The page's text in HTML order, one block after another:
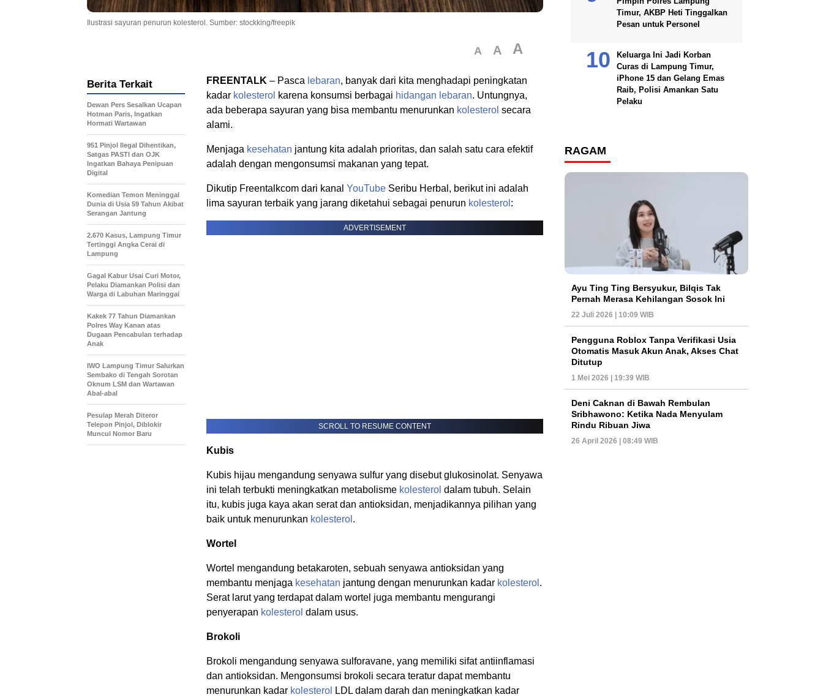
Ilustrasi sayuran penurun kolesterol. Sumber: stockking/freepik
A A A
FREENTALK – Pasca lebaran, banyak dari kita menghadapi peningkatan
kadar kolesterol karena konsumsi berbagai hidangan lebaran. Untungnya,
ada beberapa sayuran yang bisa membantu menurunkan kolesterol secara
alami.
Menjaga kesehatan jantung kita adalah prioritas, dan salah satu cara efektif
adalah dengan mengonsumsi makanan yang tepat.
Dikutip Freentalkcom dari kanal YouTube Seribu Herbal, berikut ini adalah
lima sayuran terbaik yang jarang diketahui sebagai penurun kolesterol :
ADVERTISEMENT
SCROLL TO RESUME CONTENT
Kubis
Kubis hijau mengandung senyawa sulfur yang disebut glukosinolat. Senyawa
ini telah terbukti meningkatkan metabolisme kolesterol dalam tubuh. Selain
itu, kubis juga kaya akan serat dan antioksidan, menjadikannya pilihan yang
baik untuk menurunkan kolesterol .
Wortel
Wortel mengandung betakaroten, sebuah senyawa antioksidan yang
membantu menjaga kesehatan jantung dengan menurunkan kadar kolesterol .
Serat larut yang terdapat dalam wortel juga membantu mengurangi
penyerapan kolesterol dalam usus.
Brokoli
Brokoli mengandung senyawa sulforavane, yang memiliki sifat antiinflamasi
dan antioksidan. Mengonsumsi brokoli secara teratur dapat membantu
menurunkan kadar kolesterol
LDL dalam darah dan meningkatkan kadar
Berita Terkait
Dewan Pers Sesalkan Ucapan
Hotman Paris, Ingatkan
Hormati Wartawan
951 Pinjol Ilegal Dihentikan,
Satgas PASTI dan OJK
Ingatkan Bahaya Penipuan
Digital
Komedian Temon Meninggal
Dunia di Usia 59 Tahun Akibat
Serangan Jantung
2.670 Kasus, Lampung Timur
Tertinggi Angka Cerai di
Lampung
Gagal Kabur Usai Curi Motor,
Pelaku Diamankan Polisi dan
Warga di Labuhan Maringgai
Kakek 77 Tahun Diamankan
Polres Way Kanan atas
Dugaan Pencabulan terhadap
Anak
IWO Lampung Timur Salurkan
Sembako di Tengah Sorotan
Oknum LSM dan Wartawan
Abal-abal
Pesulap Merah Diteror
Telepon Pinjol, Diblokir
Muncul Nomor Baru
Timur, AKBP Heti Tinggalkan
Pesan untuk Personel
Keluarga Ini Jadi Korban
Curas di Lampung Timur,
iPhone 15 dan Gelang Emas
Raib, Polisi Amankan Satu
Pelaku
RAGAM
Ayu Ting Ting Bersyukur, Bilqis Tak
Pernah Merasa Kehilangan Sosok Ini
22 Juli 2026 | 10:09 WIB
Pengguna Roblox Tanpa Verifikasi Usia
Otomatis Masuk Akun Anak, Akses Chat
Ditutup
1 Mei 2026 | 19:39 WIB
Deni Caknan di Bawah Rembulan
Sribhawono: Ketika Nada Menyulam
Rindu Ribuan Jiwa
26 April 2026 | 08:49 WIB